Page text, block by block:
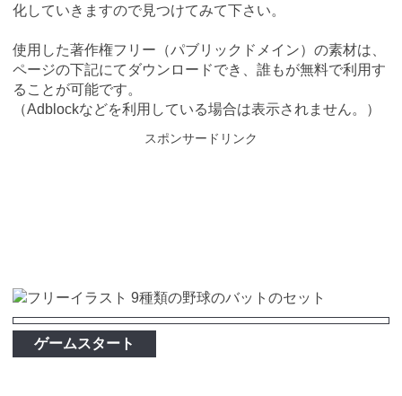
化していきますので見つけてみて下さい。
使用した著作権フリー（パブリックドメイン）の素材は、
ページの下記にてダウンロードでき、誰もが無料で利用す
ることが可能です。
（Adblockなどを利用している場合は表示されません。）
スポンサードリンク
ゲームスタート